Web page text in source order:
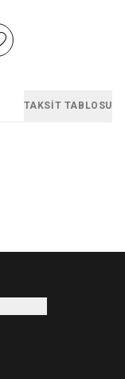
TAKSIT TABLOSU